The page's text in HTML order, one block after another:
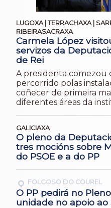
LUGOXA | TERRACHAXA |
RIBEIRASACRAXA
Carmela López
servizos da
de Rei
A presidenta comezou
percorrido polas
coñecer de primeira
diferentes áreas da
GALICIAXA
O pleno da
tres mocións sobre
do PSOE e a do PP
FOLGOSO DO COUREL
O PP pedirá no
unidade no apoio